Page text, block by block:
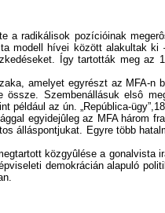
a radikálisok pozícióinak
modell hívei között alakultak
Így tartották meg
amelyet egyrészt az MFA-
Szembenállásuk elsô
az ún. „República-
egyidejûleg az MFA három
álláspontjukat. Egyre több
közgyûlése a
demokrácián alapuló